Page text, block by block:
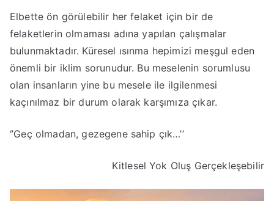
Elbette ön görülebilir her felaket için bir de
felaketlerin olmaması adına yapılan çalışmalar
bulunmaktadır. Küresel ısınma hepimizi meşgul eden
önemli bir iklim sorunudur. Bu meselenin sorumlusu
olan insanların yine bu mesele ile ilgilenmesi
kaçınılmaz bir durum olarak karşımıza çıkar.
‘’Geç olmadan, gezegene sahip çık…’’
Kitlesel Yok Oluş Gerçekleşebilir